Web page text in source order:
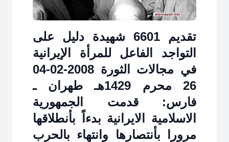
تقديم 6601 شهيدة دليل على
التواجد الفاعل للمرأة الإيرانية
في مجالات الثورة 2008-02-04
26 محرم 1429هـ طهران ـ
فارس: قدمت الجمهورية
الاسلامية الايرانية بدءاً بأنطلاقها
مرورا بأنتصارها وانتهاء بالحرب